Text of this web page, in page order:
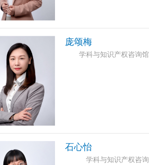
庞颂梅
学科与知识产权咨询馆
石心怡
学科与知识产权咨询馆